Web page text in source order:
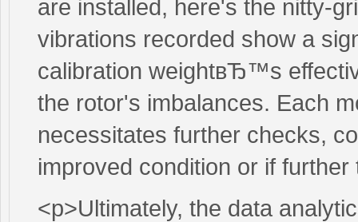
are installed, here's the nitty-
vibrations recorded show a
calibration weightвЂ™s
the rotor's imbalances. Each
necessitates further checks,
improved condition or if
<p>Ultimately, the data